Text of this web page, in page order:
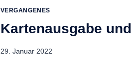
VERGANGENES
Kartenausgabe
29. Januar 2022